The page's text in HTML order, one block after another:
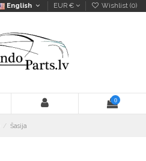
English EUR € Wishlist (0)
0
Šasija